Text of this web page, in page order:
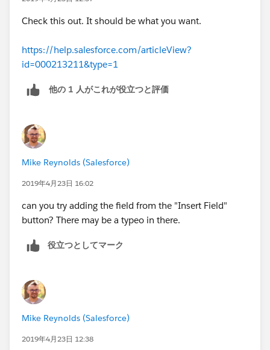
Check this out. It should be what you want.
https://help.salesforce.com/articleView?
id=000213211&type=1
他の 1 人がこれが役立つと評価
Mike Reynolds (Salesforce)
2019年4月23日 16:02
can you try adding the field from the "Insert Field"
button? There may be a typeo in there.
役立つとしてマーク
Mike Reynolds (Salesforce)
2019年4月23日 12:38